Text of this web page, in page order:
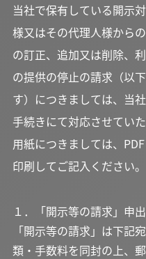
当社で保有している開示
様又はその代理人様から
の訂正、追加又は削除、
の提供の停止の請求（以
す）につきましては、当
手続きにて対応させてい
用紙につきましては、
印刷してご記入ください。
１．「開示等の請求」申
「開示等の請求」は下記
類・手数料を同封の上、